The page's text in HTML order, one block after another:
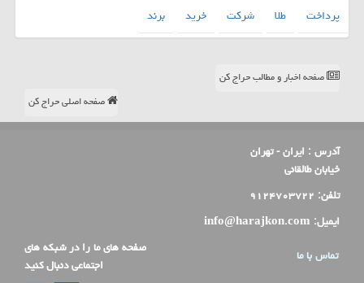
پرداخت
طلا شركت خرید برند
صفحه اخبار و مطالب حراج کن
صفحه اصلی حراج کن
آدرس : ایران - تهران
خیابان طالقانی
تلفن: ۹۱۲۴۷۰۳۷۲۲
ایمیل: info@harajkon.com
تماس با ما
صفحه های ما را در شبکه های
اجتماعی دنبال کنید